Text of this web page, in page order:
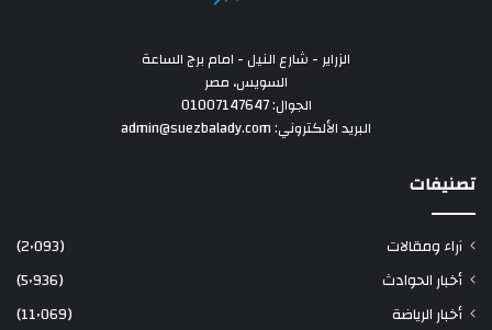
الزراير - شارع النيل - امام برج الساعة
السويس، مصر
الجوال: 01007147647
البريد الألكتروني: admin@suezbalady.com
تصنيفات
آراء ومقالات
(2٬093)
أخبار الحوادث
(5٬936)
أخبار الرياضة
(11٬069)